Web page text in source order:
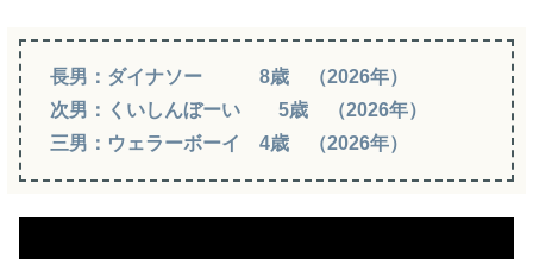
長男：ダイナソー 8歳 （2026年）
次男：くいしんぼーい 5歳 （2026年）
三男：ウェラーボーイ 4歳 （2026年）